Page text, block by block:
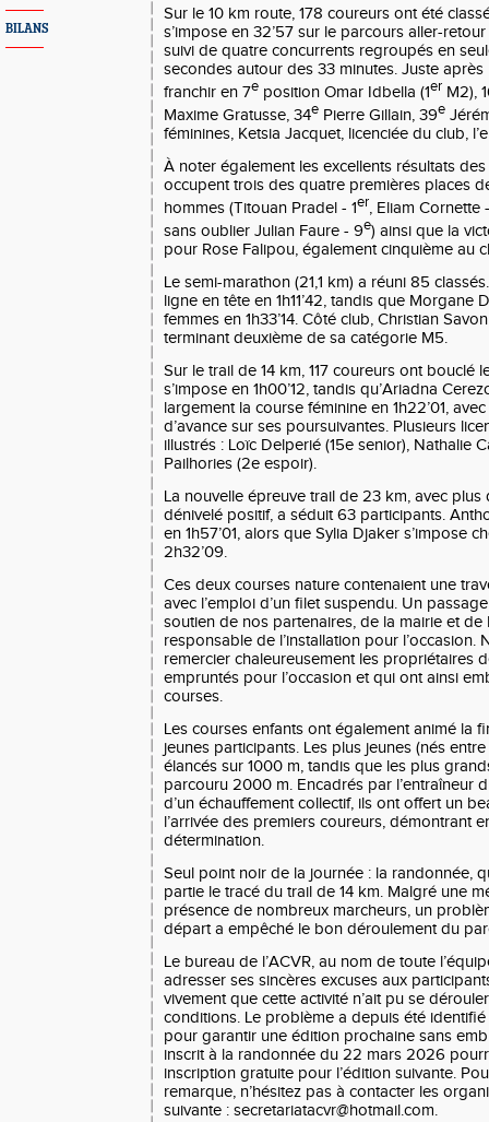
BILANS
Sur le 10 km route, 178 coureurs ont été
s’impose en 32’57 sur le parcours aller-
suivi de quatre concurrents regroupés en
secondes autour des 33 minutes. Juste
franchir en 7e position Omar Idbella (1er M2),
Maxime Gratusse, 34e Pierre Gillain, 39e
féminines, Ketsia Jacquet, licenciée du club,
À noter également les excellents résultats des
occupent trois des quatre premières places
hommes (Titouan Pradel - 1er, Eliam Cornette
sans oublier Julian Faure - 9e) ainsi que la
pour Rose Falipou, également cinquième au
Le semi-marathon (21,1 km) a réuni 85
ligne en tête en 1h11’42, tandis que Morgane
femmes en 1h33’14. Côté club, Christian
terminant deuxième de sa catégorie M5.
Sur le trail de 14 km, 117 coureurs ont bouclé
s’impose en 1h00’12, tandis qu’Ariadna
largement la course féminine en 1h22’01,
d’avance sur ses poursuivantes. Plusieurs
illustrés : Loïc Delperié (15e senior), Nathalie
Pailhories (2e espoir).
La nouvelle épreuve trail de 23 km, avec
dénivelé positif, a séduit 63 participants.
en 1h57’01, alors que Sylia Djaker s’impose
2h32’09.
Ces deux courses nature contenaient une
avec l’emploi d’un filet suspendu. Un
soutien de nos partenaires, de la mairie et de
responsable de l’installation pour l’occasion.
remercier chaleureusement les propriétaires
empruntés pour l’occasion et qui ont ainsi
courses.
Les courses enfants ont également animé la
jeunes participants. Les plus jeunes (nés
élancés sur 1000 m, tandis que les plus
parcouru 2000 m. Encadrés par l’entraîneur
d’un échauffement collectif, ils ont offert un
l’arrivée des premiers coureurs, démontrant
détermination.
Seul point noir de la journée : la randonnée,
partie le tracé du trail de 14 km. Malgré une
présence de nombreux marcheurs, un
départ a empêché le bon déroulement du
Le bureau de l’ACVR, au nom de toute
adresser ses sincères excuses aux
vivement que cette activité n’ait pu se
conditions. Le problème a depuis été
pour garantir une édition prochaine sans
inscrit à la randonnée du 22 mars 2026
inscription gratuite pour l’édition suivante.
remarque, n’hésitez pas à contacter les
suivante : secretariatacvr@hotmail.com.